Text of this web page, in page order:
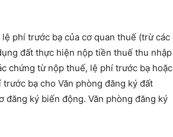
phí trước bạ của cơ quan thuế (trừ các
đất thực hiện nộp tiền thuế thu nhập
chứng từ nộp thuế, lệ phí trước bạ hoặc
bạ cho Văn phòng đăng ký đất
đăng ký biến động. Văn phòng đăng ký